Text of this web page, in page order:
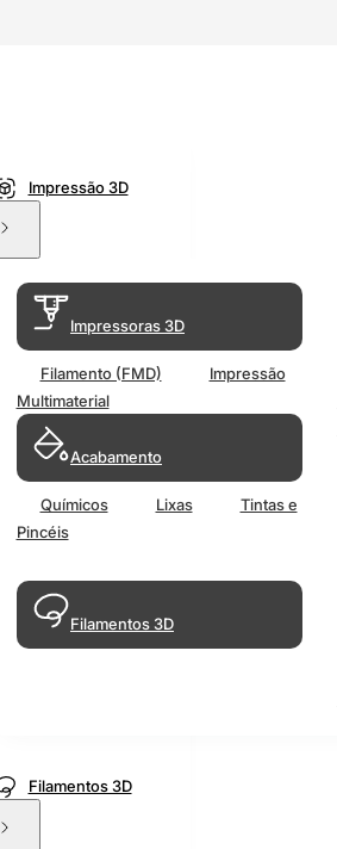
Impressão 3D
Impressoras 3D
Filamento (FMD)
Impressão
Multimaterial
Acabamento
Químicos Lixas
Tintas e
Pincéis
Filamentos 3D
Filamentos 3D